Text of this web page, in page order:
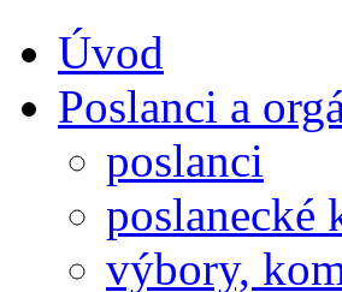
Úvod
Poslanci a
poslanci
poslanecké
výbory,